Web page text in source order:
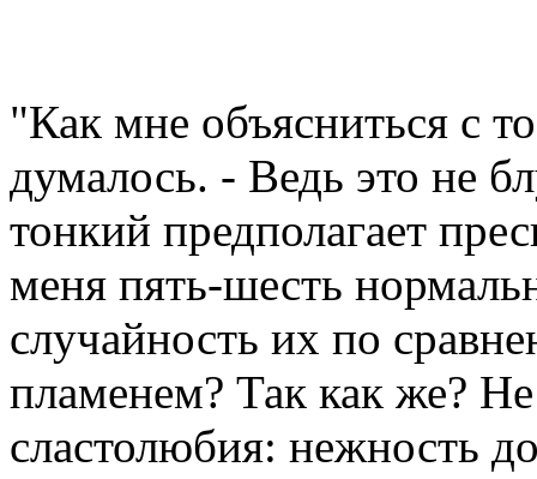
"Как мне объясниться с
думалось. - Ведь это не
тонкий предполагает
меня пять-шесть
случайность их по
пламенем? Так как же?
сластолюбия: нежность